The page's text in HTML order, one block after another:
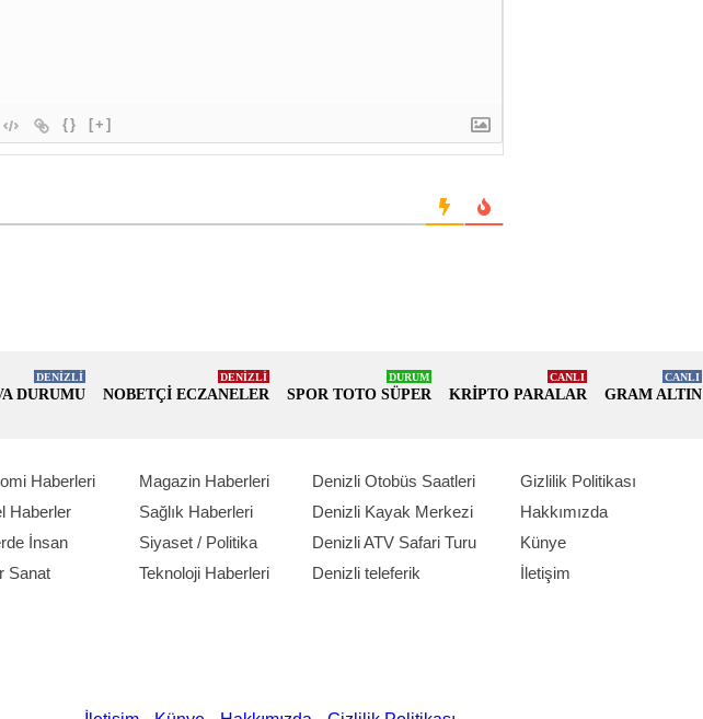
{} [+]
DURUMU
DENİZLİ
NOBETÇİ ECZANELER
DENİZLİ
SPOR TOTO SÜPER
DURUM
KRİPTO PARALAR
CANLI
GRAM ALTIN
CANLI
Haberleri
Haberler
İnsan
Sanat
Magazin Haberleri
Sağlık Haberleri
Siyaset / Politika
Teknoloji Haberleri
Denizli Otobüs Saatleri
Denizli Kayak Merkezi
Denizli ATV Safari Turu
Denizli teleferik
Gizlilik Politikası
Hakkımızda
Künye
İletişim